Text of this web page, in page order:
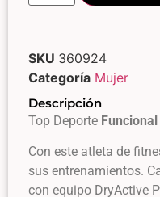
SKU 360924
Categoría Mujer
Descripción
Top Deporte Funcional
Con este atleta de
sus entrenamientos.
con equipo DryActive